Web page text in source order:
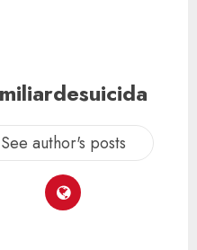
See author's posts